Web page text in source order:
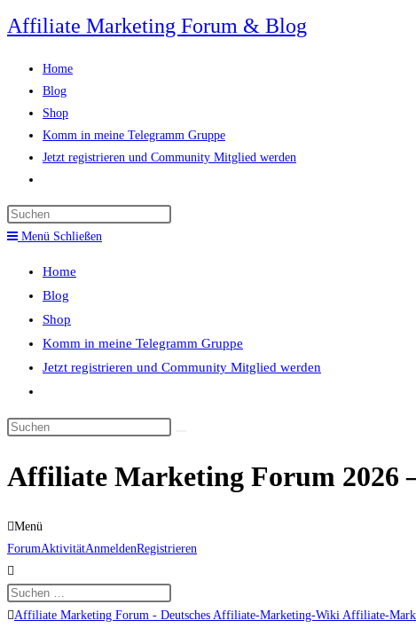
Zum
Inhalt
springen
Affiliate Marketing Forum & Blog
Home
Blog
Shop
Komm in meine Telegramm Gruppe
Jetzt registrieren und Community Mitglied werden
umschalten
panel.
Menü Schließen
Home
Blog
Shop
Komm in meine Telegramm Gruppe
Jetzt registrieren und Community Mitglied werden
umschalten
Diese
durchsuchen
Affiliate Marketing Forum 2026
Menü
Forum-
Navigation
ForumAktivitätAnmeldenRegistrieren
Forum-
Affiliate Marketing Forum - Deutsches Affiliate-Marketing-Wiki Affiliate-